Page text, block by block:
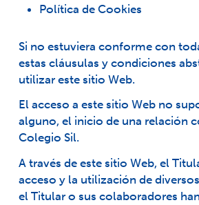
Política de Cookies
Si no estuviera conforme con
estas cláusulas y condiciones
utilizar este sitio Web.
El acceso a este sitio Web no
alguno, el inicio de una relación
Colegio Sil.
A través de este sitio Web, el
acceso y la utilización de
el Titular o sus colaboradores